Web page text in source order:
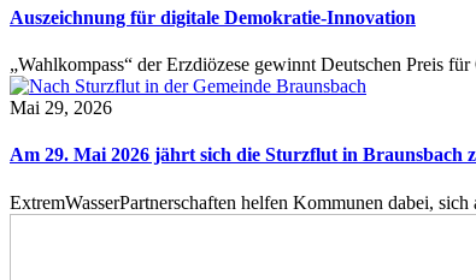
Auszeichnung für digitale Demokratie-Innovation
„Wahlkompass“ der Erzdiözese gewinnt Deutschen Preis
Mai 29, 2026
Am 29. Mai 2026 jährt sich die Sturzflut in Braunsbach
ExtremWasserPartnerschaften helfen Kommunen dabei,